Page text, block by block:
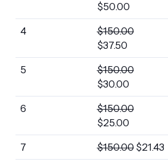
$50.00
4 $150.00
$37.50
5 $150.00
$30.00
6 $150.00
$25.00
7 $150.00 $21.43